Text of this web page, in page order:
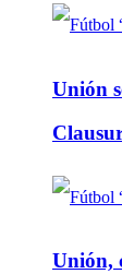
Unión
Unión,